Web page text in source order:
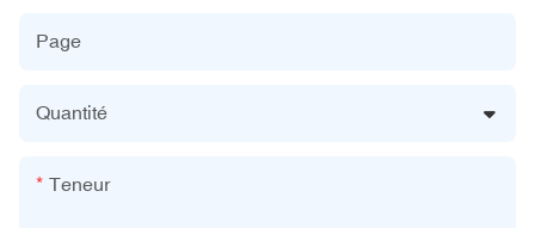
Page
Quantité
Teneur